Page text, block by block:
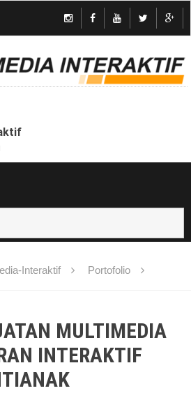
Interaktif Portofolio
MULTIMEDIA
INTERAKTIF